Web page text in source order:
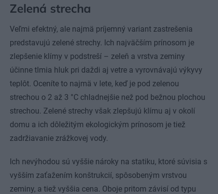
Zelená strecha
Veľmi efektný, ale najmä príjemný variant zastrešenia
predstavujú zelené strechy. Ich najväčším prínosom je
zlepšenie klímy v podstreší – zeleň a vrstva zeminy
účinne tlmia hluk pri daždi aj vetre a vyrovnávajú výkyvy
teplôt. Oceníte to najmä v lete, keď je pod zelenou
strechou o 2 až 3 °C chladnejšie než pod bežnou plochou
strechou. Zelené strechy však zlepšujú klímu aj v okolí
domu a ich dôležitým ekologickým prínosom je tiež
zadržiavanie zrážkovej vody.
Ich nevýhodou sú vyššie nároky na statiku, ktoré súvisia s
vyšším zaťažením konštrukcií, spôsobeným vrstvou
zeminy, a tiež vyššia cena. Oboje pritom závisí od typu